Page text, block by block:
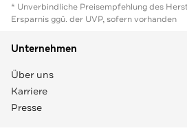
* Unverbindliche Preisempfehlung des
Ersparnis ggü. der UVP, sofern vorhanden
Unternehmen
Über uns
Karriere
Presse